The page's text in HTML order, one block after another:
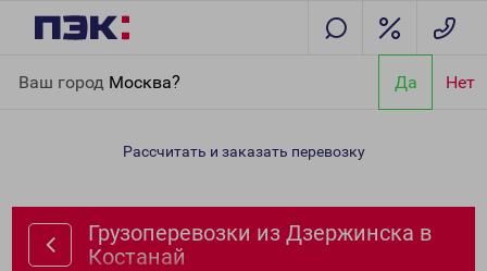
Ваш город Москва? Да Нет
Костанай
Рассчитать и заказать перевозку
Грузоперевозки из Дзержинска в
Костанай